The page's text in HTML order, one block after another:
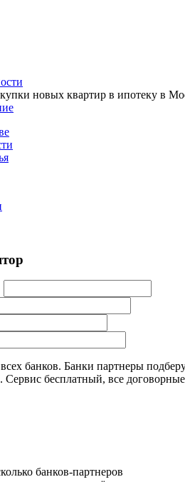
новых квартир в ипотеку в
банков. Банки партнеры
Сервис бесплатный, все
банков-партнеров